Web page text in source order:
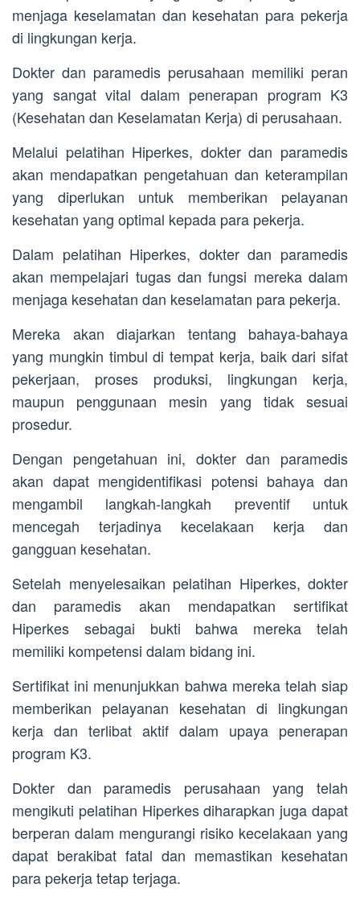
menjaga keselamatan dan kesehatan para pekerja
di lingkungan kerja.
Dokter dan paramedis perusahaan memiliki peran
yang sangat vital dalam penerapan program K3
(Kesehatan dan Keselamatan Kerja) di perusahaan.
Melalui pelatihan Hiperkes, dokter dan paramedis
akan mendapatkan pengetahuan dan keterampilan
yang diperlukan untuk memberikan pelayanan
kesehatan yang optimal kepada para pekerja.
Dalam pelatihan Hiperkes, dokter dan paramedis
akan mempelajari tugas dan fungsi mereka dalam
menjaga kesehatan dan keselamatan para pekerja.
Mereka akan diajarkan tentang bahaya-bahaya
yang mungkin timbul di tempat kerja, baik dari sifat
pekerjaan, proses produksi, lingkungan kerja,
maupun penggunaan mesin yang tidak sesuai
prosedur.
Dengan pengetahuan ini, dokter dan paramedis
akan dapat mengidentifikasi potensi bahaya dan
mengambil langkah-langkah preventif untuk
mencegah terjadinya kecelakaan kerja dan
gangguan kesehatan.
Setelah menyelesaikan pelatihan Hiperkes, dokter
dan paramedis akan mendapatkan sertifikat
Hiperkes sebagai bukti bahwa mereka telah
memiliki kompetensi dalam bidang ini.
Sertifikat ini menunjukkan bahwa mereka telah siap
memberikan pelayanan kesehatan di lingkungan
kerja dan terlibat aktif dalam upaya penerapan
program K3.
Dokter dan paramedis perusahaan yang telah
mengikuti pelatihan Hiperkes diharapkan juga dapat
berperan dalam mengurangi risiko kecelakaan yang
dapat berakibat fatal dan memastikan kesehatan
para pekerja tetap terjaga.